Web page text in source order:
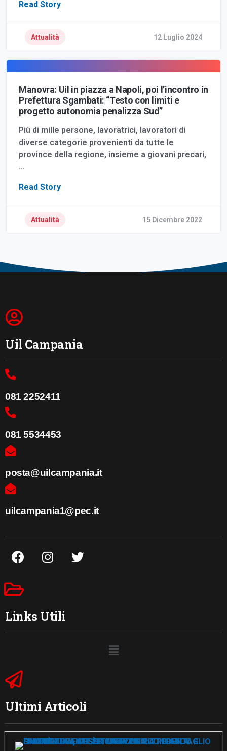
Read Story
Attualità 12 Luglio 2024
Manovra: Uil in piazza a Napoli, poi l’incontro in
Prefettura Sgambati: “Testo con limiti e
progetto autonomia penalizza Sud”
Più di mille persone, lavoratrici, lavoratori di
diverse categorie provenienti da tutte le
province della regione, insieme a giovani precari,
…
Read Story
Attualità 15 Dicembre 2022
Uil Campania
081 2252411
081 5534453
posta@uilcampania.it
uilcampania1@pec.it
Links Utili
Ultimi Articoli